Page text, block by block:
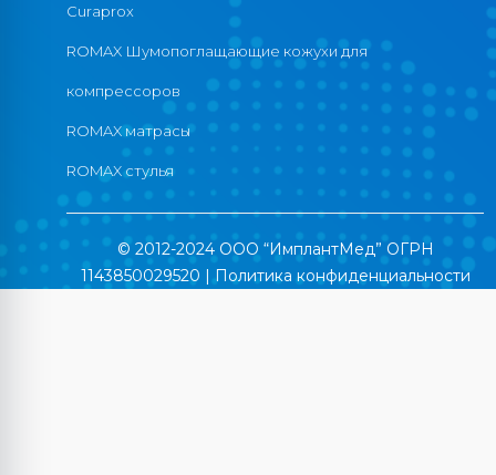
Curaprox
ROMAX Шумопоглащающие кожухи для
компрессоров
ROMAX матрасы
ROMAX стулья
© 2012-2024 ООО “ИмплантМед” ОГРН
1143850029520 |Политика конфиденциальности